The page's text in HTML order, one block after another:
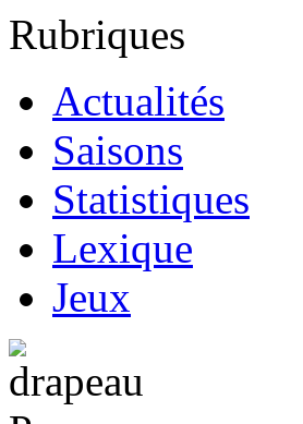
Rubriques
Actualités
Saisons
Statistiques
Lexique
Jeux